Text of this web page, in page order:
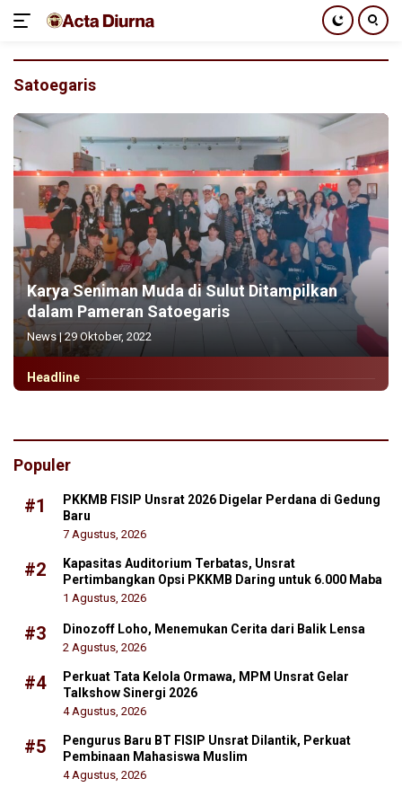
konten
Satoegaris
Karya Seniman Muda di Sulut Ditampilkan
dalam Pameran Satoegaris
News|29 Oktober, 2022
Headline
Populer
#1
PKKMB FISIP Unsrat 2026 Digelar Perdana di Gedung
Baru
7 Agustus, 2026
#2
Kapasitas Auditorium Terbatas, Unsrat
Pertimbangkan Opsi PKKMB Daring untuk 6.000 Maba
1 Agustus, 2026
#3 Dinozoff Loho, Menemukan Cerita dari Balik Lensa
2 Agustus, 2026
#4
Perkuat Tata Kelola Ormawa, MPM Unsrat Gelar
Talkshow Sinergi 2026
4 Agustus, 2026
#5
Pengurus Baru BT FISIP Unsrat Dilantik, Perkuat
Pembinaan Mahasiswa Muslim
4 Agustus, 2026